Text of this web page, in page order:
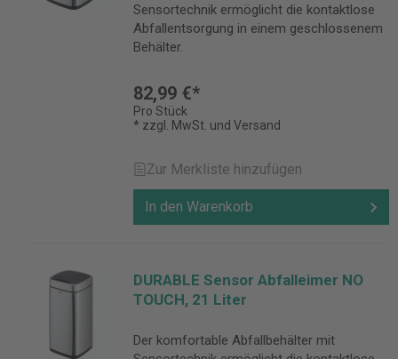
Sensortechnik ermöglicht die kontaktlose
Abfallentsorgung in einem geschlossenem
Behälter.
82,99 €*
Pro Stück
* zzgl. MwSt. und Versand
Zur Merkliste hinzufügen
In den Warenkorb
DURABLE Sensor Abfalleimer NO
TOUCH, 21 Liter
Der komfortable Abfallbehälter mit